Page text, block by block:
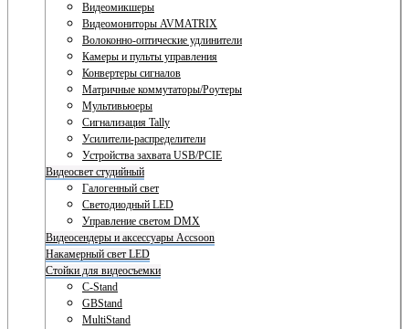
Видеомикшеры
Видеомониторы AVMATRIX
Волоконно-оптические удлинители
Камеры и пульты управления
Конвертеры сигналов
Матричные коммутаторы/Роутеры
Мультивьюеры
Сигнализация Tally
Усилители-распределители
Устройства захвата USB/PCIE
Видеосвет студийный
Галогенный свет
Светодиодный LED
Управление светом DMX
Видеосендеры и аксессуары Accsoon
Накамерный свет LED
Стойки для видеосъемки
C-Stand
GBStand
MultiStand